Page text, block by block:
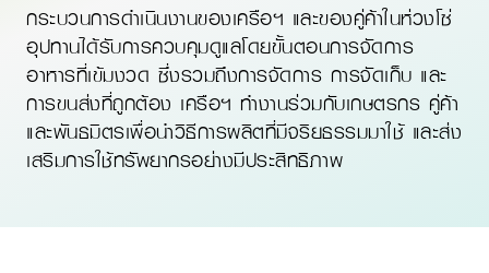
กระบวนการดำเนินงานของเครือฯ และของคู่ค้าในห่วงโซ่
อุปทานได้รับการควบคุมดูแลโดยขั้นตอนการจัดการ
อาหารที่เข้มงวด ซึ่งรวมถึงการจัดการ การจัดเก็บ และ
การขนส่งที่ถูกต้อง เครือฯ ทำงานร่วมกับเกษตรกร คู่ค้า
และพันธมิตรเพื่อนำวิธีการผลิตที่มีจริยธรรมมาใช้ และส่ง
เสริมการใช้ทรัพยากรอย่างมีประสิทธิภาพ